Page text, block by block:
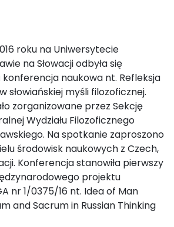
roku na Uniwersytecie
na Słowacji odbyła się
naukowa nt. Refleksja
słowiańskiej myśli filozoficznej.
zorganizowane przez Sekcję
Wydziału Filozoficznego
Na spotkanie zaproszono
środowisk naukowych z Czech,
Konferencja stanowiła pierwszy
projektu
nr 1/0375/16 nt. Idea of Man
and Sacrum in Russian Thinking